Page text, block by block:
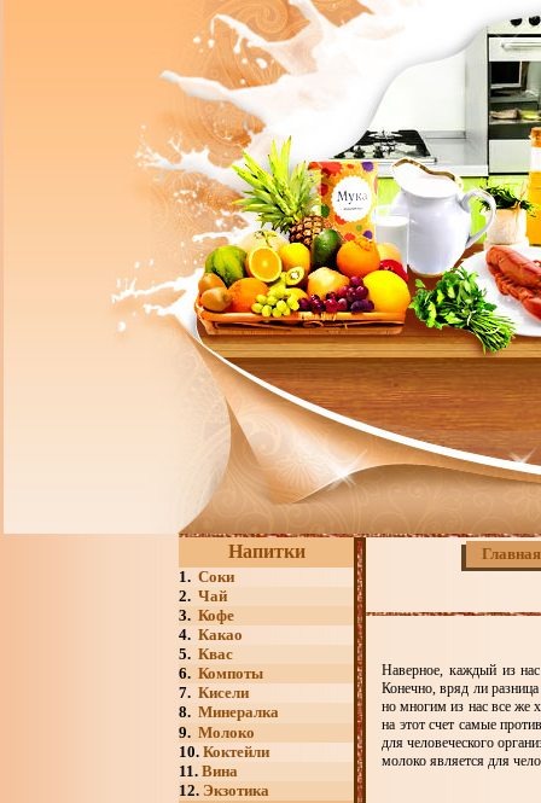
Напитки
1. Соки
2. Чай
3. Кофе
4. Какао
5. Квас
6. Компоты
7. Кисели
8. Минералка
9. Молоко
10. Коктейли
11. Вина
12. Экзотика
Главная
Наверное, каждый из
Конечно, вряд ли
но многим из нас все же
на этот счет самые
для человеческого
молоко является для